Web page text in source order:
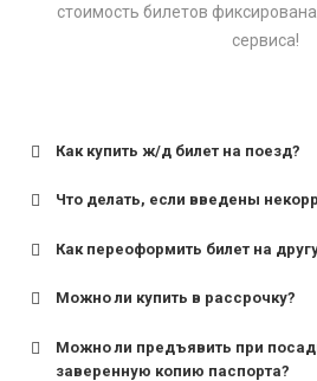
стоимость билетов
сервиса!
Как купить ж/д билет на поезд?
Что делать, если введены
Как переоформить билет на
Можно ли купить в рассрочку?
Можно ли предъявить при
заверенную копию паспорта?